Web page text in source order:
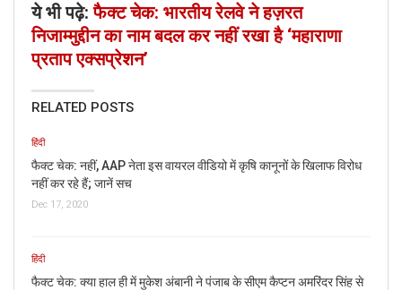
ये भी पढ़े:फैक्ट चेक: भारतीय रेलवे ने हज़रत
निजाम्मुद्दीन का नाम बदल कर नहीं रखा है ‘महाराणा
प्रताप एक्सप्रेशन’
RELATED POSTS
हिंदी
फैक्ट चेक: नहीं, AAP नेता इस वायरल वीडियो में कृषि कानूनों के खिलाफ विरोध
नहीं कर रहे हैं; जानें सच
Dec 17, 2020
हिंदी
फैक्ट चेक: क्या हाल ही में मुकेश अंबानी ने पंजाब के सीएम कैप्टन अमरिंदर सिंह से